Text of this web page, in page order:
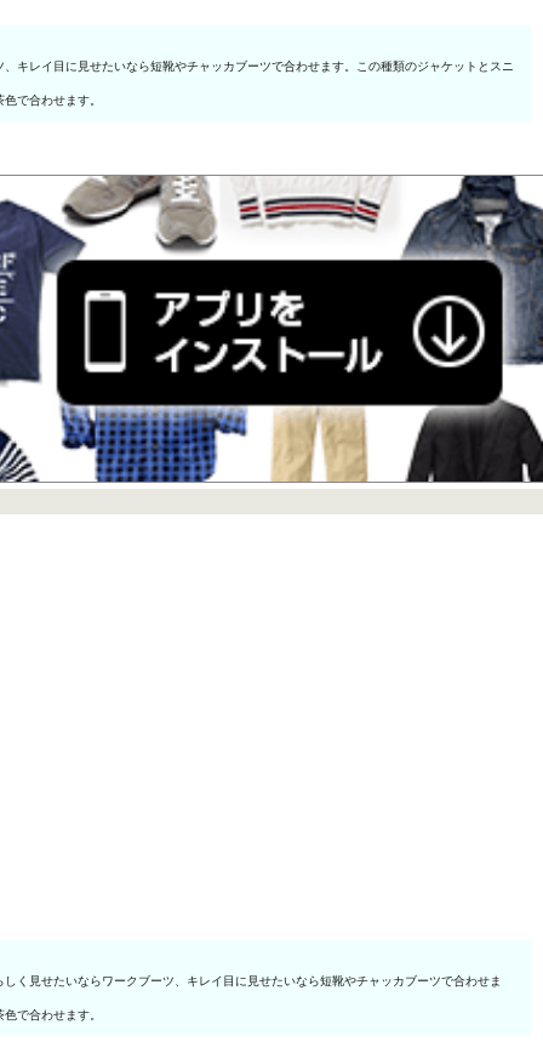
キレイ目に見せたいなら短靴やチャッカブーツで合わせます。この種類のジャケットとスニ
で合わせます。
く見せたいならワークブーツ、キレイ目に見せたいなら短靴やチャッカブーツで合わせま
で合わせます。